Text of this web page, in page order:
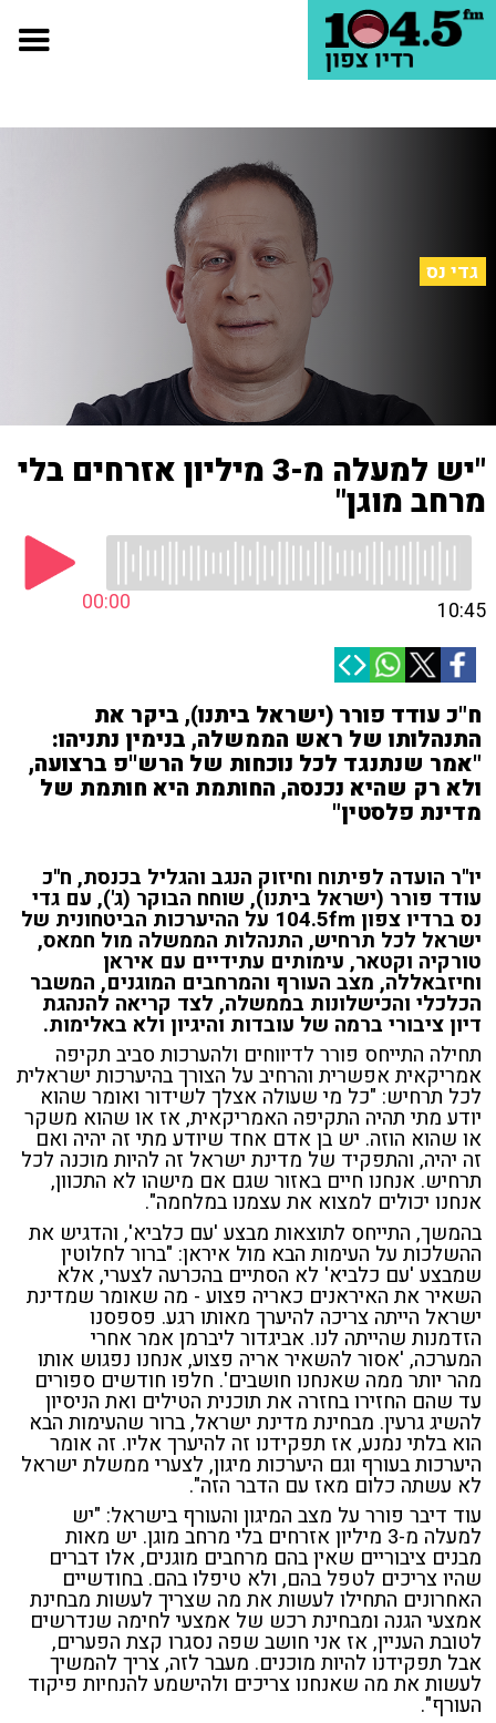
גדי נס
"יש למעלה מ-3 מיליון אזרחים בלי
מרחב מוגן"
00:00 10:45
ח"כ עודד פורר (ישראל ביתנו), ביקר את
התנהלותו של ראש הממשלה, בנימין נתניהו:
"אמר שנתנגד לכל נוכחות של הרש''פ ברצועה,
ולא רק שהיא נכנסה, החותמת היא חותמת של
מדינת פלסטין"
יו''ר הועדה לפיתוח וחיזוק הנגב והגליל בכנסת, ח''כ
עודד פורר (ישראל ביתנו), שוחח הבוקר (ג'), עם גדי
נס ברדיו צפון 104.5fm על ההיערכות הביטחונית של
ישראל לכל תרחיש, התנהלות הממשלה מול חמאס,
טורקיה וקטאר, עימותים עתידיים עם איראן
וחיזבאללה, מצב העורף והמרחבים המוגנים, המשבר
הכלכלי והכישלונות בממשלה, לצד קריאה להנהגת
דיון ציבורי ברמה של עובדות והיגיון ולא באלימות.
תחילה התייחס פורר לדיווחים ולהערכות סביב תקיפה
אמריקאית אפשרית והרחיב על הצורך בהיערכות ישראלית
לכל תרחיש: "כל מי שעולה אצלך לשידור ואומר שהוא
יודע מתי תהיה התקיפה האמריקאית, אז או שהוא משקר
או שהוא הוזה. יש בן אדם אחד שיודע מתי זה יהיה ואם
זה יהיה, והתפקיד של מדינת ישראל זה להיות מוכנה לכל
תרחיש. אנחנו חיים באזור שגם אם מישהו לא התכוון,
אנחנו יכולים למצוא את עצמנו במלחמה".
בהמשך, התייחס לתוצאות מבצע 'עם כלביא', והדגיש את
ההשלכות על העימות הבא מול איראן: "ברור לחלוטין
שמבצע 'עם כלביא' לא הסתיים בהכרעה לצערי, אלא
השאיר את האיראנים כאריה פצוע - מה שאומר שמדינת
ישראל הייתה צריכה להיערך מאותו רגע. פספסנו
הזדמנות שהייתה לנו. אביגדור ליברמן אמר אחרי
המערכה, 'אסור להשאיר אריה פצוע, אנחנו נפגוש אותו
מהר יותר ממה שאנחנו חושבים'. חלפו חודשים ספורים
עד שהם החזירו בחזרה את תוכנית הטילים ואת הניסיון
להשיג גרעין. מבחינת מדינת ישראל, ברור שהעימות הבא
הוא בלתי נמנע, אז תפקידנו זה להיערך אליו. זה אומר
היערכות בעורף וגם היערכות מיגון, לצערי ממשלת ישראל
לא עשתה כלום מאז עם הדבר הזה".
עוד דיבר פורר על מצב המיגון והעורף בישראל: "יש
למעלה מ-3 מיליון אזרחים בלי מרחב מוגן. יש מאות
מבנים ציבוריים שאין בהם מרחבים מוגנים, אלו דברים
שהיו צריכים לטפל בהם, ולא טיפלו בהם. בחודשיים
האחרונים התחילו לעשות את מה שצריך לעשות מבחינת
אמצעי הגנה ומבחינת רכש של אמצעי לחימה שנדרשים
לטובת העניין, אז אני חושב שפה נסגרו קצת הפערים,
אבל תפקידנו להיות מוכנים. מעבר לזה, צריך להמשיך
לעשות את מה שאנחנו צריכים ולהישמע להנחיות פיקוד
העורף".